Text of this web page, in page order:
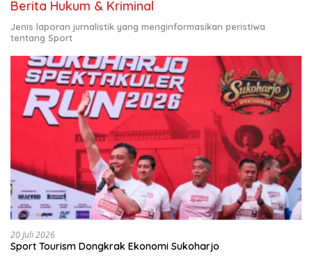
Berita Hukum & Kriminal
Jenis laporan jurnalistik yang menginformasikan peristiwa
tentang Sport
20 Juli 2026
Sport Tourism Dongkrak Ekonomi Sukoharjo